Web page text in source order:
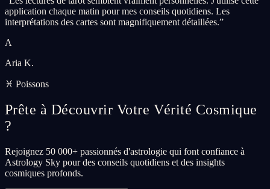
application chaque matin pour mes conseils quotidiens. Les
interprétations des cartes sont magnifiquement détaillées.”
A
Aria K.
♓ Poissons
Prête à Découvrir Votre Vérité Cosmique
?
Rejoignez 50 000+ passionnés d'astrologie qui font confiance à
Astrology Sky pour des conseils quotidiens et des insights
cosmiques profonds.